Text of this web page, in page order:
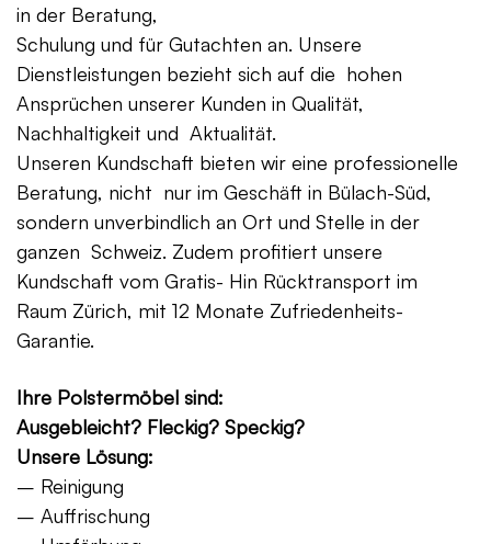
in der Beratung,
Schulung und für Gutachten an. Unsere
Dienstleistungen bezieht sich auf die hohen
Ansprüchen unserer Kunden in Qualität,
Nachhaltigkeit und Aktualität.
Unseren Kundschaft bieten wir eine professionelle
Beratung, nicht nur im Geschäft in Bülach-Süd,
sondern unverbindlich an Ort und Stelle in der
ganzen Schweiz. Zudem profitiert unsere
Kundschaft vom Gratis- Hin Rücktransport im
Raum Zürich, mit 12 Monate Zufriedenheits-
Garantie.
Ihre Polstermöbel sind:
Ausgebleicht? Fleckig? Speckig?
Unsere Lösung:
– Reinigung
– Auffrischung